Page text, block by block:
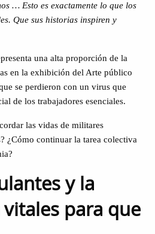
… Esto es exactamente lo que los
Que sus historias inspiren y
una alta proporción de la
en la exhibición del Arte público
se perdieron con un virus que
de los trabajadores esenciales.
las vidas de militares
¿Cómo continuar la tarea colectiva
y la
para que